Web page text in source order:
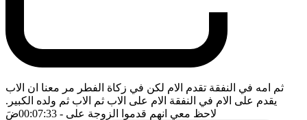
ثم امه في النفقة تقدم الام لكن في زكاة الفطر مر معنا ان الاب
يقدم على الام في النفقة الام على الاب ثم الاب ثم ولده الكبير.
لاحظ معي انهم قدموا الزوجة على - 00:07:33 ضَ